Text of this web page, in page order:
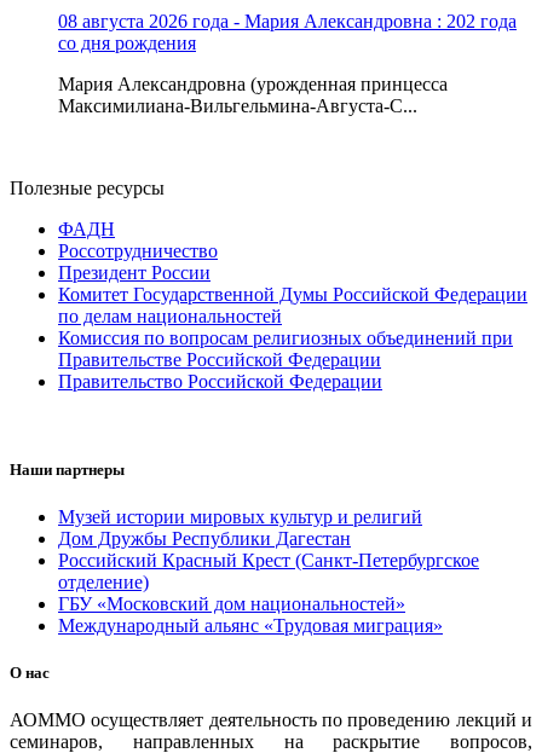
08 августа 2026 года - Мария Александровна : 202 года
со дня рождения
Мария Александровна (урожденная принцесса
Максимилиана-Вильгельмина-Августа-С...
Полезные ресурсы
ФАДН
Россотрудничество
Президент России
Комитет Государственной Думы Российской Федерации
по делам национальностей
Комиссия по вопросам религиозных объединений при
Правительстве Российской Федерации
Правительство Российской Федерации
Наши партнеры
Музей истории мировых культур и религий
Дом Дружбы Республики Дагестан
Российский Красный Крест (Санкт-Петербургское
отделение)
ГБУ «Московский дом национальностей»
Международный альянс «Трудовая миграция»
О нас
АОММО осуществляет деятельность по проведению лекций и
семинаров, направленных на раскрытие вопросов,